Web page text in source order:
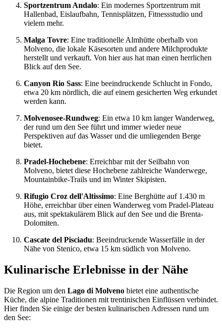
Sportzentrum Andalo: Ein modernes Sportzentrum mit
Hallenbad, Eislaufbahn, Tennisplätzen, Fitnessstudio und
vielem mehr.
Malga Tovre: Eine traditionelle Almhütte oberhalb von
Molveno, die lokale Käsesorten und andere Milchprodukte
herstellt und verkauft. Von hier aus hat man einen herrlichen
Blick auf den See.
Canyon Rio Sass: Eine beeindruckende Schlucht in Fondo,
etwa 20 km nördlich, die auf einem gesicherten Weg erkundet
werden kann.
Molvenosee-Rundweg: Ein etwa 10 km langer Wanderweg,
der rund um den See führt und immer wieder neue
Perspektiven auf das Wasser und die umliegenden Berge
bietet.
Pradel-Hochebene: Erreichbar mit der Seilbahn von
Molveno, bietet diese Hochebene zahlreiche Wanderwege,
Mountainbike-Trails und im Winter Skipisten.
Rifugio Croz dell'Altissimo: Eine Berghütte auf 1.430 m
Höhe, erreichbar über einen Wanderweg vom Pradel-Plateau
aus, mit spektakulärem Blick auf den See und die Brenta-
Dolomiten.
Cascate del Pisciadu: Beeindruckende Wasserfälle in der
Nähe von Stenico, etwa 15 km südlich von Molveno.
Kulinarische Erlebnisse in der Nähe
Die Region um den Lago di Molveno bietet eine authentische
Küche, die alpine Traditionen mit trentinischen Einflüssen verbindet.
Hier finden Sie einige der besten kulinarischen Adressen rund um
den See: